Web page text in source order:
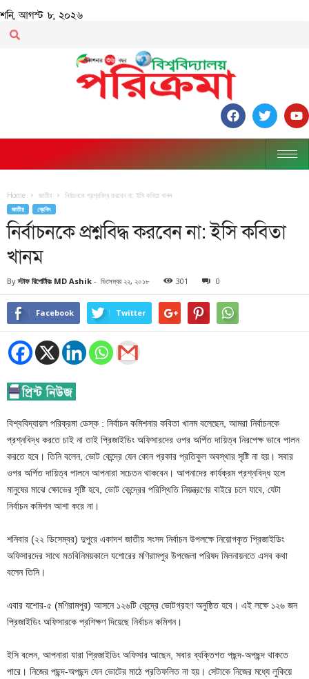
শনি, আগস্ট ৮, ২০২৬
Home জাতীয় নির্বাচনকে প্রশ্নবিদ্ধ করবেন না: ইসি কবিতা খানম
জাতীয় ব্রেকিং
নির্বাচনকে প্রশ্নবিদ্ধ করবেন না: ইসি কবিতা
খানম
By স্টাফ রিপোর্টারঃ MD Ashik - ডিসেম্বর ২২, ২০১৮ 301 0
Facebook Twitter
বিশ্ববিদ্যায়ল পরিক্রমা ডেস্ক : নির্বাচন কমিশনার কবিতা খানম বলেছেন, আমরা নির্বাচনকে
প্রশ্নবিদ্ধ করতে চাই না তাই প্রিজাইডিং অফিসারদের ওপর অর্পিত দায়িত্ব নিরপেক্ষ ভাবে পালন
করতে হবে। তিনি বলেন, ভোট কেন্দ্রে যেন কোন প্রকার প্রতিকুল অবস্থার সৃষ্টি না হয়। সবার
ওপর অর্পিত দায়িত্ব পালনে আপনারা সচেতন থাকবেন। আপনাদের কার্যক্রম প্রশ্নবিদ্ধ হলে
মানুষের মাঝে ক্ষোভের সৃষ্টি হবে, ভোট কেন্দ্রের পরিস্থিতি নিয়ন্ত্রণের বাইরে চলে যাবে, যেটা
নির্বাচন কমিশন আশা করে না।
শনিবার (২২ ডিসেম্বর) দুপুরে একাদশ জাতীয় সংসদ নির্বাচন উপলক্ষে নিয়োগকৃত প্রিজাইডিং
অফিসারদের সাথে মতবিনিময়কালে যশোরের মণিরামপুর উপজেলা পরিষদ মিলনায়নতে এসব কথা
বলেন তিনি।
এবার যশোর-৫ (মণিরামপুর) আসনে ১২৬টি কেন্দ্রে ভোটগ্রহণ অনুষ্ঠিত হবে। এই লক্ষে ১২৬ জন
প্রিজাইডিং অফিসারকে প্রশিক্ষণ দিয়েছে নির্বাচন কমিশন।
ইসি বলেন, আপনারা যারা প্রিজাইডিং অফিসার আছেন, সবার ব্যক্তিগত পছন্দ-অপছন্দ থাকতে
পারে। নিজের পছন্দ-অপছন্দ যেন ভোটের মাঠে প্রতিফলিত না হয়। সেটাকে নিজের মধ্যে লুকিয়ে